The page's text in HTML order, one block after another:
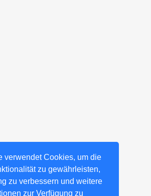
verwendet Cookies, um die
zu gewährleisten,
zu verbessern und weitere
zur Verfügung zu